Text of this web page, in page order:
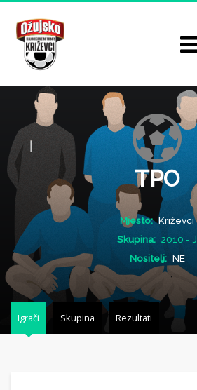
TPO
Mjesto: Križevci
Skupina: 2010 - J
Nositelj: NE
Igrači Skupina Rezultati